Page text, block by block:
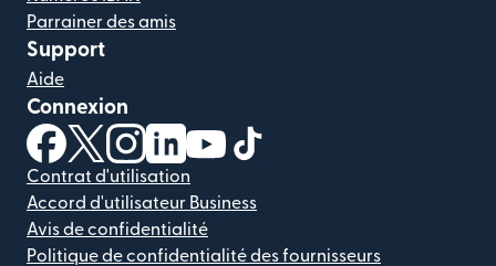
Parrainer des amis
Support
Aide
Connexion
(s'ouvre dans une nouvelle fenêtre)
(s'ouvre dans une nouvelle fenêtre)
(s'ouvre dans une nouvelle fenêtre)
(s'ouvre dans une nouvelle fenêtre)
(s'ouvre dans une nouvelle
Contrat d'utilisation
Accord d'utilisateur Business
Avis de confidentialité
Politique de confidentialité des fournisseurs